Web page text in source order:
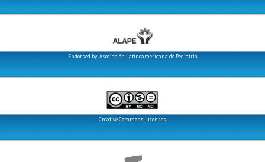
Endorsed by: Asociación Latinoamericana de Pediatría
Creative Commons Licenses